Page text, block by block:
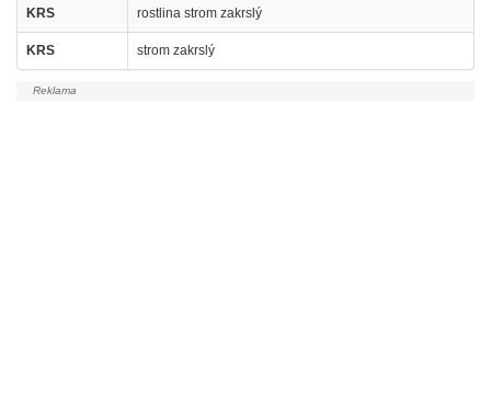
KRS rostlina strom zakrslý
KRS strom zakrslý